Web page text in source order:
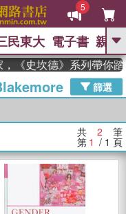
5
GO
吾 、 高希均教授回憶錄
、 父親節 、 如果歷
、 方念華 、 台灣的李
數學女孩：黎曼猜想 、
經
民東大 電子書 親子
《史坎德》系列帶你踏
篩選
共 2 筆
第 1 / 1 頁